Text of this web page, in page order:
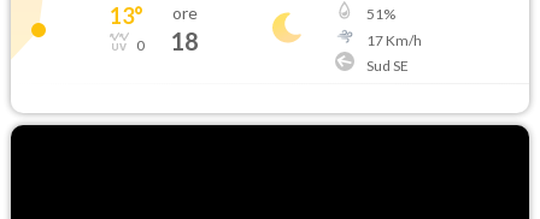
13°
0
ore
18
51%
17Km/h
Sud SE